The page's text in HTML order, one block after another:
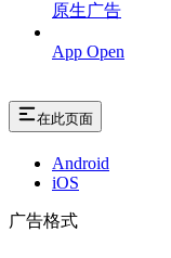
原生广告
App Open
在此页面
Android
iOS
广告格式